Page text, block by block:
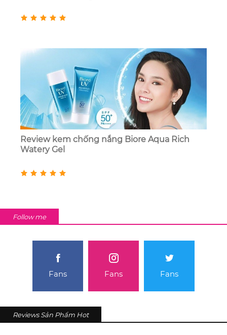
Review kem chống nắng Biore Aqua Rich
Watery Gel
Follow me
Fans Fans Fans
Reviews Sản Phẩm Hot